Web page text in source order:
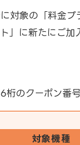
対象の「料金プ
」に新たにご加
桁のクーポン番
対象機種